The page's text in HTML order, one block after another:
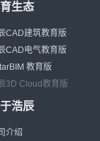
生态
CAD建筑教育版
CAD电气教育版
教育版
3D Cloud教育版
浩辰
介绍